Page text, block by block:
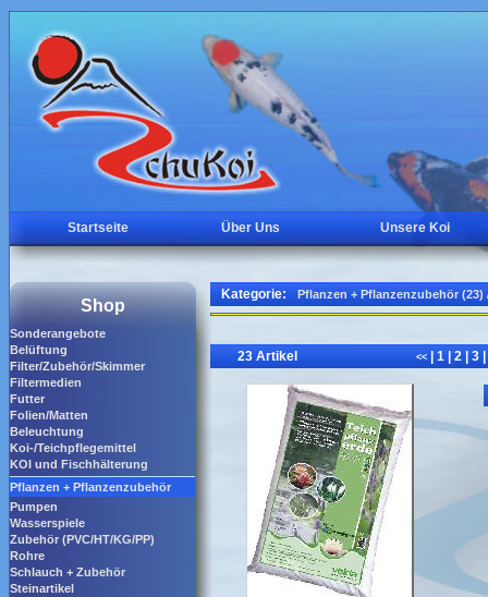
Startseite Über Uns Unsere Koi
Shop
Sonderangebote
Belüftung
Filter/Zubehör/Skimmer
Filtermedien
Futter
Folien/Matten
Beleuchtung
Koi-/Teichpflegemittel
KOI und Fischhälterung
Pflanzen + Pflanzenzubehör
Pumpen
Wasserspiele
Zubehör (PVC/HT/KG/PP)
Rohre
Schlauch + Zubehör
Steinartikel
Kategorie: Pflanzen + Pflanzenzubehör (23)
23 Artikel << 1 2 3